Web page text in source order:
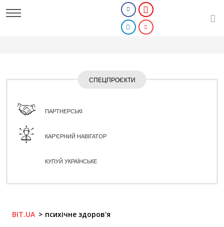
СПЕЦПРОЄКТИ
ПАРТНЕРСЬКІ
КАР'ЄРНИЙ НАВІГАТОР
КУПУЙ УКРАЇНСЬКЕ
BIT.UA психічне здоров'я